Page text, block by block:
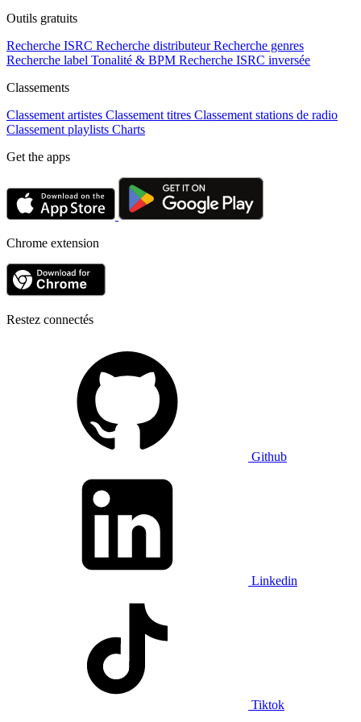
Outils gratuits
Recherche ISRC Recherche distributeur Recherche genres
Recherche label Tonalité & BPM Recherche ISRC inversée
Classements
Classement artistes Classement titres Classement stations de radio
Classement playlists Charts
Get the apps
Chrome extension
Restez connectés
Github
Linkedin
Tiktok